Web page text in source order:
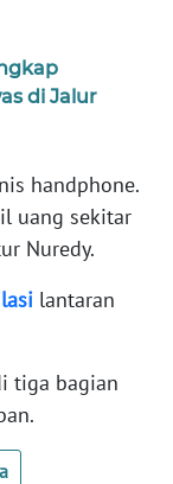
di Jalur
handphone.
uang sekitar
Nuredy.
lantaran
tiga bagian